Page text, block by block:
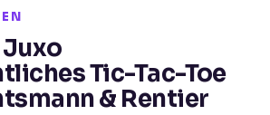
Juxo
Tic-Tac-Toe
& Rentier